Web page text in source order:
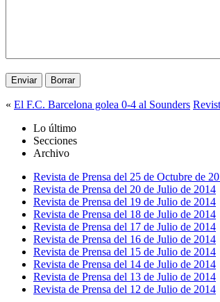
« El F.C. Barcelona golea 0-4 al Sounders
Lo último
Secciones
Archivo
Revista de Prensa del 25 de Octubre de
Revista de Prensa del 20 de Julio de 2014
Revista de Prensa del 19 de Julio de 2014
Revista de Prensa del 18 de Julio de 2014
Revista de Prensa del 17 de Julio de 2014
Revista de Prensa del 16 de Julio de 2014
Revista de Prensa del 15 de Julio de 2014
Revista de Prensa del 14 de Julio de 2014
Revista de Prensa del 13 de Julio de 2014
Revista de Prensa del 12 de Julio de 2014